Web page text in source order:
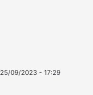
25/09/2023 - 17:29